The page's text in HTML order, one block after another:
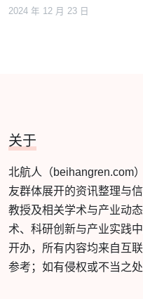
2024 年 12 月 23 日
关于
北航人（beihangren.com
友群体展开的资讯整理与
教授及相关学术与产业动
术、科研创新与产业实践
开办，所有内容均来自互
参考；如有侵权或不当之